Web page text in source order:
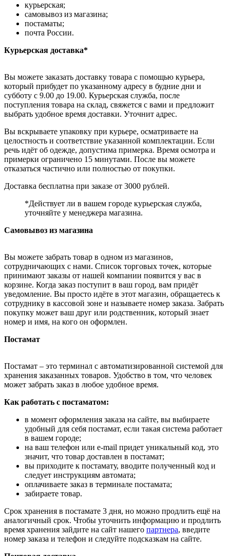
курьерская;
самовывоз из магазина;
постаматы;
почта России.
Курьерская доставка*
Вы можете заказать доставку товара с помощью курьера,
который прибудет по указанному адресу в будние дни и
субботу с 9.00 до 19.00. Курьерская служба, после
поступления товара на склад, свяжется с вами и предложит
выбрать удобное время доставки. Уточнит адрес.
Вы вскрываете упаковку при курьере, осматриваете на
целостность и соответствие указанной комплектации. Если
речь идёт об одежде, допустима примерка. Время осмотра и
примерки ограничено 15 минутами. После вы можете
отказаться частично или полностью от покупки.
Доставка бесплатна при заказе от 3000 рублей.
*Действует ли в вашем городе курьерская служба,
уточняйте у менеджера магазина.
Самовывоз из магазина
Вы можете забрать товар в одном из магазинов,
сотрудничающих с нами. Список торговых точек, которые
принимают заказы от нашей компании появится у вас в
корзине. Когда заказ поступит в ваш город, вам придёт
уведомление. Вы просто идёте в этот магазин, обращаетесь к
сотруднику в кассовой зоне и называете номер заказа. Забрать
покупку может ваш друг или родственник, который знает
номер и имя, на кого он оформлен.
Постамат
Постамат – это терминал с автоматизированной системой для
хранения заказанных товаров. Удобство в том, что человек
может забрать заказ в любое удобное время.
Как работать с постаматом:
в момент оформления заказа на сайте, вы выбираете
удобный для себя постамат, если такая система работает
в вашем городе;
на ваш телефон или e-mail придет уникальный код, это
значит, что товар доставлен в постамат;
вы приходите к постамату, вводите полученный код и
следует инструкциям автомата;
оплачиваете заказ в терминале постамата;
забираете товар.
Срок хранения в постамате 3 дня, но можно продлить ещё на
аналогичный срок. Чтобы уточнить информацию и продлить
время хранения зайдите на сайт нашего партнера, введите
номер заказа и телефон и следуйте подсказкам на сайте.